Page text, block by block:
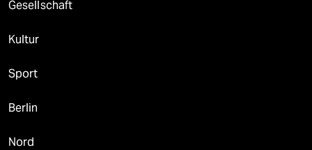
Gesellschaft
Kultur
Sport
Berlin
Nord